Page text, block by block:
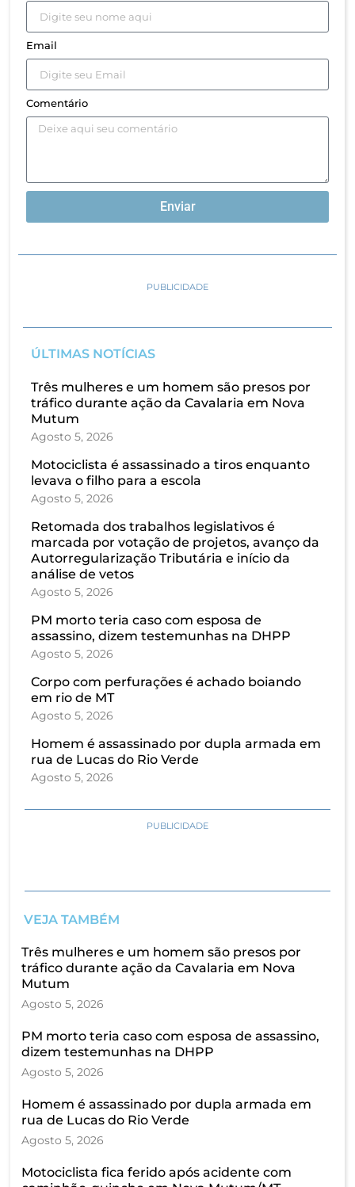
Email
Comentário
Enviar
PUBLICIDADE
ÚLTIMAS NOTÍCIAS
Três mulheres e um homem são presos por
tráfico durante ação da Cavalaria em Nova
Mutum
Agosto 5, 2026
Motociclista é assassinado a tiros enquanto
levava o filho para a escola
Agosto 5, 2026
Retomada dos trabalhos legislativos é
marcada por votação de projetos, avanço da
Autorregularização Tributária e início da
análise de vetos
Agosto 5, 2026
PM morto teria caso com esposa de
assassino, dizem testemunhas na DHPP
Agosto 5, 2026
Corpo com perfurações é achado boiando
em rio de MT
Agosto 5, 2026
Homem é assassinado por dupla armada em
rua de Lucas do Rio Verde
Agosto 5, 2026
PUBLICIDADE
VEJA TAMBÉM
Três mulheres e um homem são presos por
tráfico durante ação da Cavalaria em Nova
Mutum
Agosto 5, 2026
PM morto teria caso com esposa de assassino,
dizem testemunhas na DHPP
Agosto 5, 2026
Homem é assassinado por dupla armada em
rua de Lucas do Rio Verde
Agosto 5, 2026
Motociclista fica ferido após acidente com